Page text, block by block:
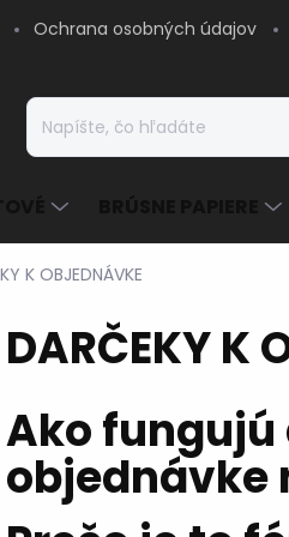
Ochrana osobných údajov
K OBJEDNÁVKE
DARČEKY K
Ako fungujú
objednávke